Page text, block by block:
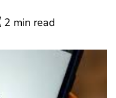
2 min read